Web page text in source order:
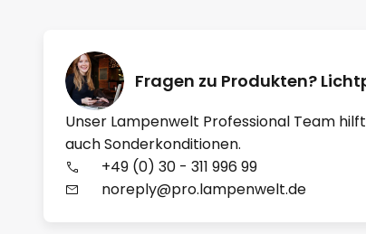
Fragen zu Produkten?
Unser Lampenwelt Professional Team
auch Sonderkonditionen.
+49 (0) 30 - 311 996 99
noreply@pro.lampenwelt.de